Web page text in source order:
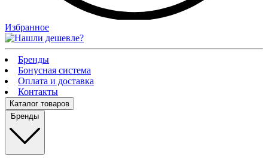
Избранное
Бренды
Бонусная система
Оплата и доставка
Контакты
Каталог товаров
Бренды